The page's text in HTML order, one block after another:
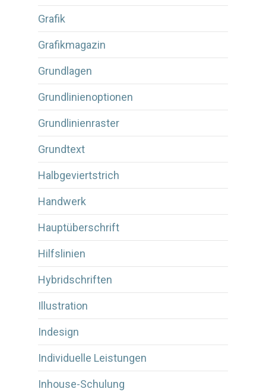
Grafik
Grafikmagazin
Grundlagen
Grundlinienoptionen
Grundlinienraster
Grundtext
Halbgeviertstrich
Handwerk
Hauptüberschrift
Hilfslinien
Hybridschriften
Illustration
Indesign
Individuelle Leistungen
Inhouse-Schulung